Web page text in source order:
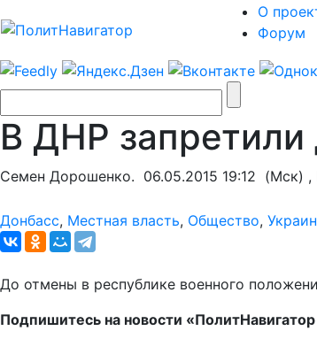
О
Форум
В ДНР запретили
Семен Дорошенко. 06.05.2015 19:12 (Мск) ,
Донбасс, Местная власть, Общество,
До отмены в республике военного
Подпишитесь на новости